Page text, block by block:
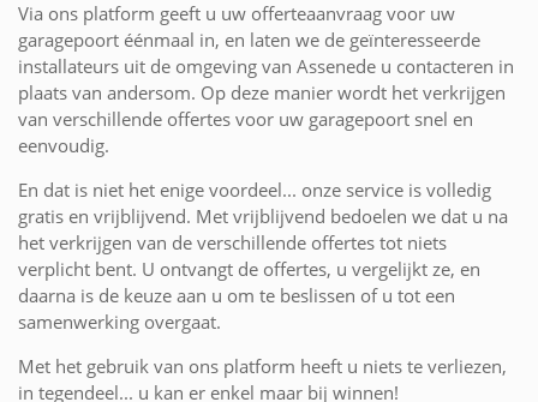
Via ons platform geeft u uw offerteaanvraag voor uw
garagepoort éénmaal in, en laten we de geïnteresseerde
installateurs uit de omgeving van Assenede u contacteren in
plaats van andersom. Op deze manier wordt het verkrijgen
van verschillende offertes voor uw garagepoort snel en
eenvoudig.
En dat is niet het enige voordeel... onze service is volledig
gratis en vrijblijvend. Met vrijblijvend bedoelen we dat u na
het verkrijgen van de verschillende offertes tot niets
verplicht bent. U ontvangt de offertes, u vergelijkt ze, en
daarna is de keuze aan u om te beslissen of u tot een
samenwerking overgaat.
Met het gebruik van ons platform heeft u niets te verliezen,
in tegendeel... u kan er enkel maar bij winnen!